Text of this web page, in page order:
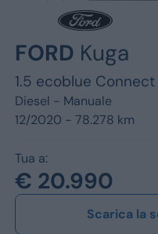
FORD Kuga
1.5 ecoblue
Diesel - Manuale
12/2020 - 78.278 km
Tua a:
€ 20.990
Scarica la